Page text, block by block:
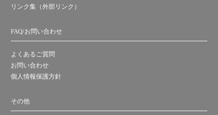
リンク集（外部リンク）
FAQ/お問い合わせ
よくあるご質問
お問い合わせ
個人情報保護方針
その他